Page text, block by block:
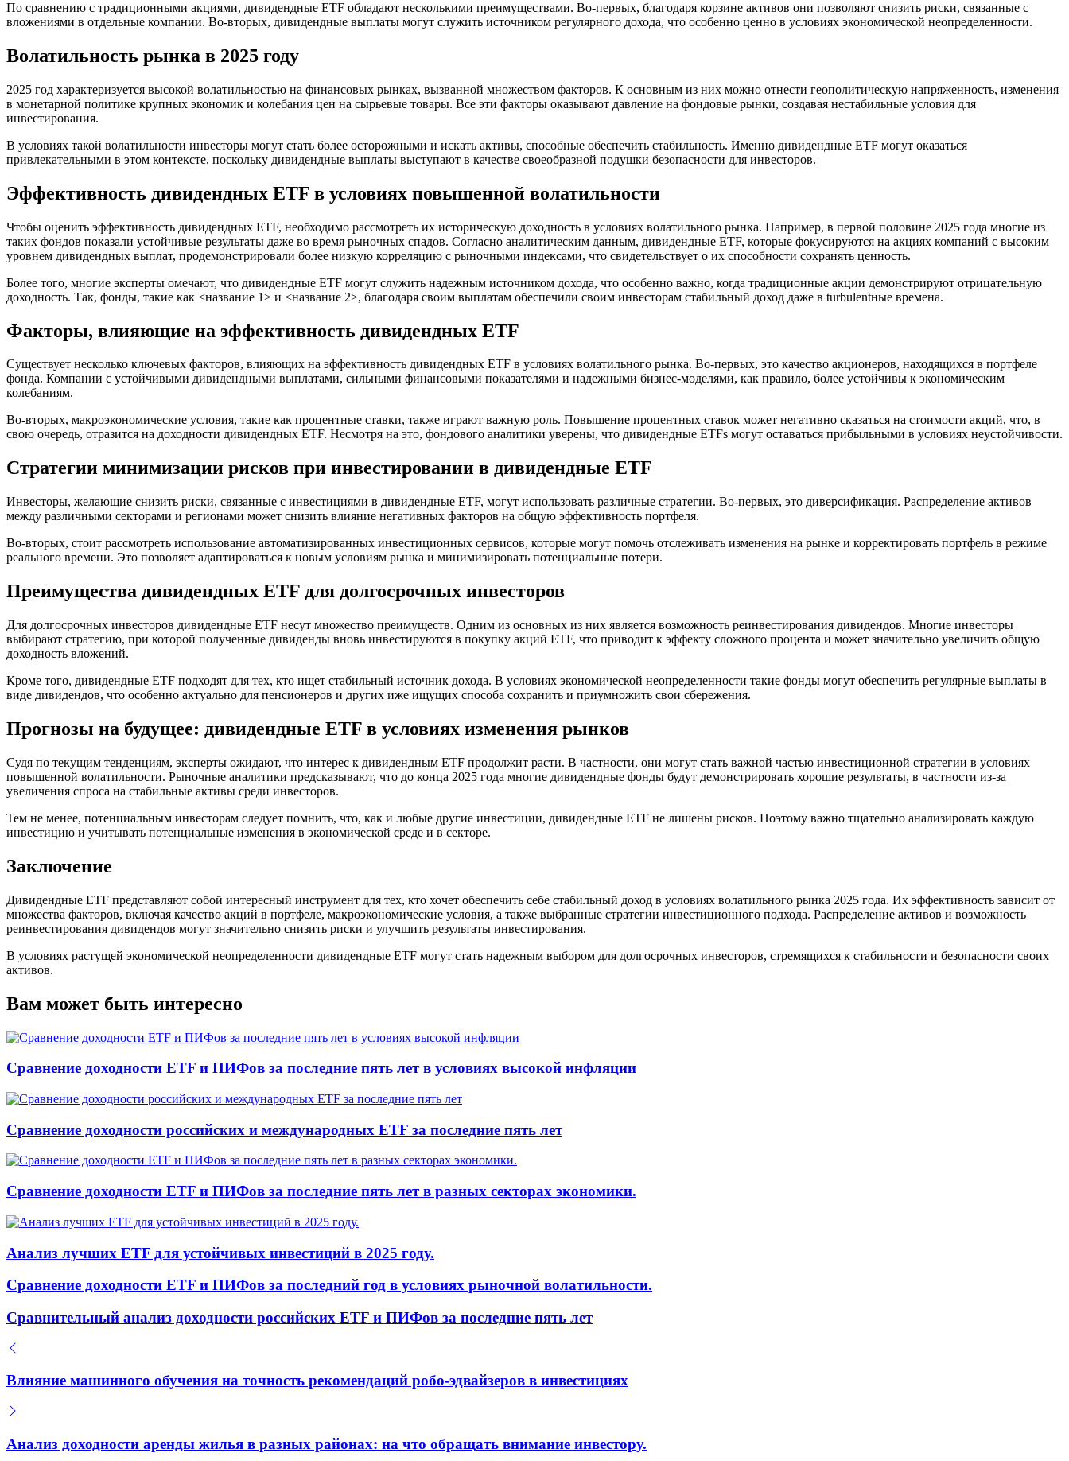
По сравнению с традиционными акциями, дивидендные ETF обладают несколькими преимуществами. Во-первых, благодаря корзине активов они позволяют снизить риски, связанные с
вложениями в отдельные компании. Во-вторых, дивидендные выплаты могут служить источником регулярного дохода, что особенно ценно в условиях экономической неопределенности.
Волатильность рынка в 2025 году
2025 год характеризуется высокой волатильностью на финансовых рынках, вызванной множеством факторов. К основным из них можно отнести геополитическую напряженность, изменения
в монетарной политике крупных экономик и колебания цен на сырьевые товары. Все эти факторы оказывают давление на фондовые рынки, создавая нестабильные условия для
инвестирования.
В условиях такой волатильности инвесторы могут стать более осторожными и искать активы, способные обеспечить стабильность. Именно дивидендные ETF могут оказаться
привлекательными в этом контексте, поскольку дивидендные выплаты выступают в качестве своеобразной подушки безопасности для инвесторов.
Эффективность дивидендных ETF в условиях повышенной волатильности
Чтобы оценить эффективность дивидендных ETF, необходимо рассмотреть их историческую доходность в условиях волатильного рынка. Например, в первой половине 2025 года многие из
таких фондов показали устойчивые результаты даже во время рыночных спадов. Согласно аналитическим данным, дивидендные ETF, которые фокусируются на акциях компаний с высоким
уровнем дивидендных выплат, продемонстрировали более низкую корреляцию с рыночными индексами, что свидетельствует о их способности сохранять ценность.
Более того, многие эксперты омечают, что дивидендные ETF могут служить надежным источником дохода, что особенно важно, когда традиционные акции демонстрируют отрицательную
доходность. Так, фонды, такие как <название 1> и <название 2>, благодаря своим выплатам обеспечили своим инвесторам стабильный доход даже в turbulentные времена.
Факторы, влияющие на эффективность дивидендных ETF
Существует несколько ключевых факторов, влияющих на эффективность дивидендных ETF в условиях волатильного рынка. Во-первых, это качество акционеров, находящихся в портфеле
фонда. Компании с устойчивыми дивидендными выплатами, сильными финансовыми показателями и надежными бизнес-моделями, как правило, более устойчивы к экономическим
колебаниям.
Во-вторых, макроэкономические условия, такие как процентные ставки, также играют важную роль. Повышение процентных ставок может негативно сказаться на стоимости акций, что, в
свою очередь, отразится на доходности дивидендных ETF. Несмотря на это, фондового аналитики уверены, что дивидендные ETFs могут оставаться прибыльными в условиях неустойчивости.
Стратегии минимизации рисков при инвестировании в дивидендные ETF
Инвесторы, желающие снизить риски, связанные с инвестициями в дивидендные ETF, могут использовать различные стратегии. Во-первых, это диверсификация. Распределение активов
между различными секторами и регионами может снизить влияние негативных факторов на общую эффективность портфеля.
Во-вторых, стоит рассмотреть использование автоматизированных инвестиционных сервисов, которые могут помочь отслеживать изменения на рынке и корректировать портфель в режиме
реального времени. Это позволяет адаптироваться к новым условиям рынка и минимизировать потенциальные потери.
Преимущества дивидендных ETF для долгосрочных инвесторов
Для долгосрочных инвесторов дивидендные ETF несут множество преимуществ. Одним из основных из них является возможность реинвестирования дивидендов. Многие инвесторы
выбирают стратегию, при которой полученные дивиденды вновь инвестируются в покупку акций ETF, что приводит к эффекту сложного процента и может значительно увеличить общую
доходность вложений.
Кроме того, дивидендные ETF подходят для тех, кто ищет стабильный источник дохода. В условиях экономической неопределенности такие фонды могут обеспечить регулярные выплаты в
виде дивидендов, что особенно актуально для пенсионеров и других иже ищущих способа сохранить и приумножить свои сбережения.
Прогнозы на будущее: дивидендные ETF в условиях изменения рынков
Судя по текущим тенденциям, эксперты ожидают, что интерес к дивидендным ETF продолжит расти. В частности, они могут стать важной частью инвестиционной стратегии в условиях
повышенной волатильности. Рыночные аналитики предсказывают, что до конца 2025 года многие дивидендные фонды будут демонстрировать хорошие результаты, в частности из-за
увеличения спроса на стабильные активы среди инвесторов.
Тем не менее, потенциальным инвесторам следует помнить, что, как и любые другие инвестиции, дивидендные ETF не лишены рисков. Поэтому важно тщательно анализировать каждую
инвестицию и учитывать потенциальные изменения в экономической среде и в секторе.
Заключение
Дивидендные ETF представляют собой интересный инструмент для тех, кто хочет обеспечить себе стабильный доход в условиях волатильного рынка 2025 года. Их эффективность зависит от
множества факторов, включая качество акций в портфеле, макроэкономические условия, а также выбранные стратегии инвестиционного подхода. Распределение активов и возможность
реинвестирования дивидендов могут значительно снизить риски и улучшить результаты инвестирования.
В условиях растущей экономической неопределенности дивидендные ETF могут стать надежным выбором для долгосрочных инвесторов, стремящихся к стабильности и безопасности своих
активов.
Вам может быть интересно
Сравнение доходности ETF и ПИФов за последние пять лет в условиях высокой инфляции
Сравнение доходности российских и международных ETF за последние пять лет
Сравнение доходности ETF и ПИФов за последние пять лет в разных секторах экономики.
Анализ лучших ETF для устойчивых инвестиций в 2025 году.
Сравнение доходности ETF и ПИФов за последний год в условиях рыночной волатильности.
Сравнительный анализ доходности российских ETF и ПИФов за последние пять лет
Влияние машинного обучения на точность рекомендаций робо-эдвайзеров в инвестициях
Анализ доходности аренды жилья в разных районах: на что обращать внимание инвестору.